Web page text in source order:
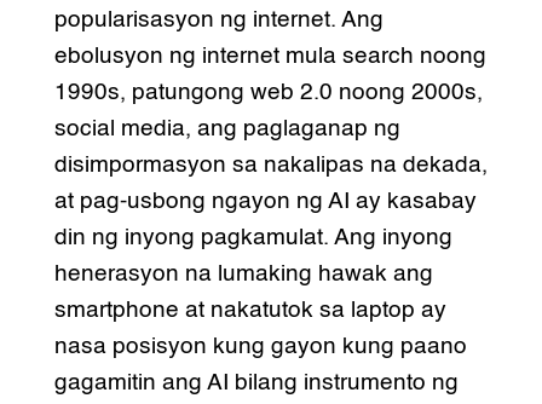
popularisasyon ng internet. Ang
ebolusyon ng internet mula search noong
1990s, patungong web 2.0 noong 2000s,
social media, ang paglaganap ng
disimpormasyon sa nakalipas na dekada,
at pag-usbong ngayon ng AI ay kasabay
din ng inyong pagkamulat. Ang inyong
henerasyon na lumaking hawak ang
smartphone at nakatutok sa laptop ay
nasa posisyon kung gayon kung paano
gagamitin ang AI bilang instrumento ng